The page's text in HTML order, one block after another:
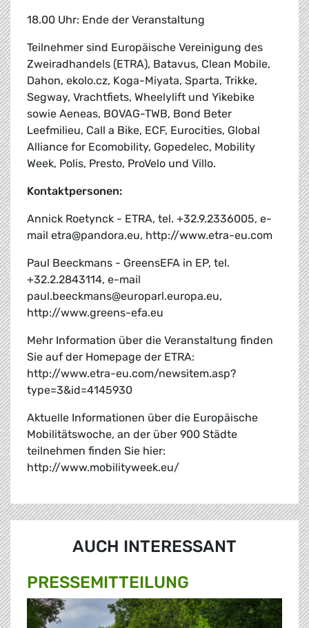
18.00 Uhr: Ende der Veranstaltung
Teilnehmer sind Europäische Vereinigung des
Zweiradhandels (ETRA), Batavus, Clean Mobile,
Dahon, ekolo.cz, Koga-Miyata, Sparta, Trikke,
Segway, Vrachtfiets, Wheelylift und Yikebike
sowie Aeneas, BOVAG-TWB, Bond Beter
Leefmilieu, Call a Bike, ECF, Eurocities, Global
Alliance for Ecomobility, Gopedelec, Mobility
Week, Polis, Presto, ProVelo und Villo.
Kontaktpersonen:
Annick Roetynck - ETRA, tel. +32.9.2336005, e-
mail etra@pandora.eu, http://www.etra-eu.com
Paul Beeckmans - GreensEFA in EP, tel.
+32.2.2843114, e-mail
paul.beeckmans@europarl.europa.eu,
http://www.greens-efa.eu
Mehr Information über die Veranstaltung finden
Sie auf der Homepage der ETRA:
http://www.etra-eu.com/newsitem.asp?
type=3&id=4145930
Aktuelle Informationen über die Europäische
Mobilitätswoche, an der über 900 Städte
teilnehmen finden Sie hier:
http://www.mobilityweek.eu/
AUCH INTERESSANT
PRESSE­MITTEILUNG